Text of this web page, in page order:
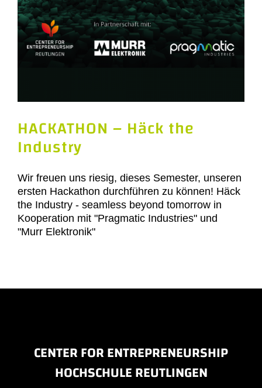
HACKATHON – Häck the
Industry
Wir freuen uns riesig, dieses Semester, unseren
ersten Hackathon durchführen zu können! Häck
the Industry - seamless beyond tomorrow in
Kooperation mit "Pragmatic Industries" und
"Murr Elektronik"
CENTER FOR ENTREPRENEURSHIP
HOCHSCHULE REUTLINGEN